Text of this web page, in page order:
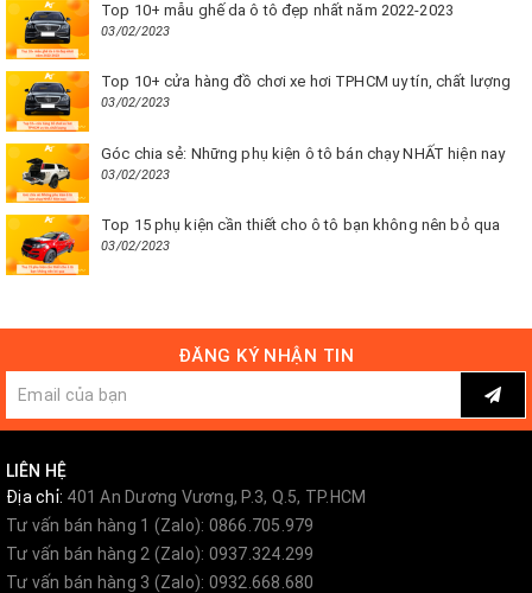
Top 10+ mẫu ghế da ô tô đẹp nhất năm 2022-2023
03/02/2023
Top 10+ cửa hàng đồ chơi xe hơi TPHCM uy tín, chất lượng
03/02/2023
Góc chia sẻ: Những phụ kiện ô tô bán chạy NHẤT hiện nay
03/02/2023
Top 15 phụ kiện cần thiết cho ô tô bạn không nên bỏ qua
03/02/2023
ĐĂNG KÝ NHẬN TIN
LIÊN HỆ
Địa chỉ: 401 An Dương Vương, P.3, Q.5, TP.HCM
Tư vấn bán hàng 1 (Zalo): 0866.705.979
Tư vấn bán hàng 2 (Zalo): 0937.324.299
Tư vấn bán hàng 3 (Zalo): 0932.668.680